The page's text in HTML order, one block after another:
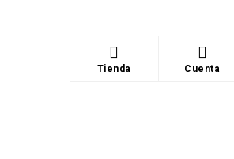
Tienda Cuenta